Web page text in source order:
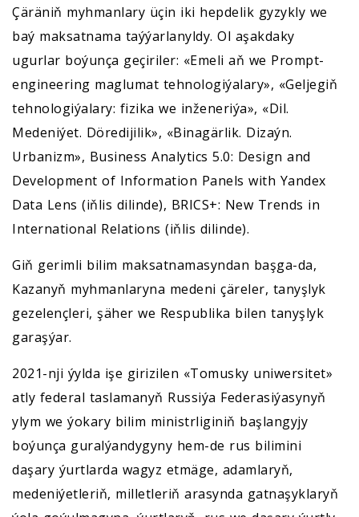
Çäräniň myhmanlary üçin iki hepdelik gyzykly we
baý maksatnama taýýarlanyldy. Ol aşakdaky
ugurlar boýunça geçiriler: «Emeli aň we Prompt-
engineering maglumat tehnologiýalary», «Geljegiň
tehnologiýalary: fizika we inženeriýa», «Dil.
Medeniýet. Döredijilik», «Binagärlik. Dizaýn.
Urbanizm», Business Analytics 5.0: Design and
Development of Information Panels with Yandex
Data Lens (iňlis dilinde), BRICS+: New Trends in
International Relations (iňlis dilinde).
Giň gerimli bilim maksatnamasyndan başga-da,
Kazanyň myhmanlaryna medeni çäreler, tanyşlyk
gezelençleri, şäher we Respublika bilen tanyşlyk
garaşýar.
2021-nji ýylda işe girizilen «Tomusky uniwersitet»
atly federal taslamanyň Russiýa Federasiýasynyň
ylym we ýokary bilim ministrliginiň başlangyjy
boýunça guralýandygyny hem-de rus bilimini
daşary ýurtlarda wagyz etmäge, adamlaryň,
medeniýetleriň, milletleriň arasynda gatnaşyklaryň